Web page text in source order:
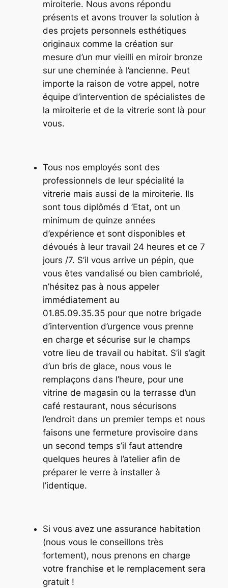
miroiterie. Nous avons répondu
présents et avons trouver la solution à
des projets personnels esthétiques
originaux comme la création sur
mesure d’un mur vieilli en miroir bronze
sur une cheminée à l’ancienne. Peut
importe la raison de votre appel, notre
équipe d’intervention de spécialistes de
la miroiterie et de la vitrerie sont là pour
vous.
Tous nos employés sont des
professionnels de leur spécialité la
vitrerie mais aussi de la miroiterie. Ils
sont tous diplômés d ’Etat, ont un
minimum de quinze années
d’expérience et sont disponibles et
dévoués à leur travail 24 heures et ce 7
jours /7. S’il vous arrive un pépin, que
vous êtes vandalisé ou bien cambriolé,
n’hésitez pas à nous appeler
immédiatement au
01.85.09.35.35 pour que notre brigade
d’intervention d’urgence vous prenne
en charge et sécurise sur le champs
votre lieu de travail ou habitat. S’il s’agit
d’un bris de glace, nous vous le
remplaçons dans l’heure, pour une
vitrine de magasin ou la terrasse d’un
café restaurant, nous sécurisons
l’endroit dans un premier temps et nous
faisons une fermeture provisoire dans
un second temps s’il faut attendre
quelques heures à l’atelier afin de
préparer le verre à installer à
l’identique.
Si vous avez une assurance habitation
(nous vous le conseillons très
fortement), nous prenons en charge
votre franchise et le remplacement sera
gratuit !